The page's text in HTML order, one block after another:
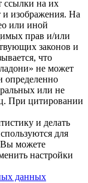
ссылки на их
и изображения. На
или иной
прав и/или
законов и
что
не может
определенно
или не
При цитировании
и делать
для
Вы можете
настройки
данных